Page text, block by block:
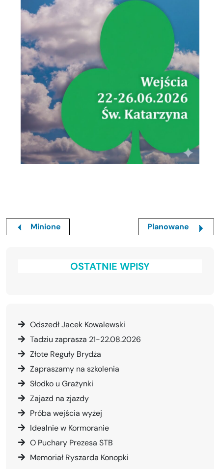
Minione Planowane
OSTATNIE WPISY
Odszedł Jacek Kowalewski
Tadziu zaprasza 21-22.08.2026
Złote Reguły Brydża
Zapraszamy na szkolenia
Słodko u Grażynki
Zajazd na zjazdy
Próba wejścia wyżej
Idealnie w Kormoranie
O Puchary Prezesa STB
Memoriał Ryszarda Konopki